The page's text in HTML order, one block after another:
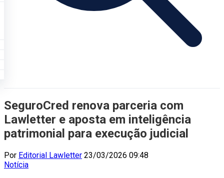
SeguroCred renova parceria com
Lawletter e aposta em inteligência
patrimonial para execução judicial
Por Editorial Lawletter 23/03/2026 09:48
Notícia